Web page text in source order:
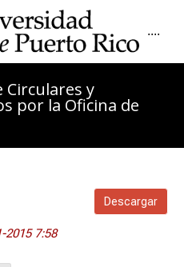
....
Circulares y
por la Oficina de
Descargar
2015 7:58